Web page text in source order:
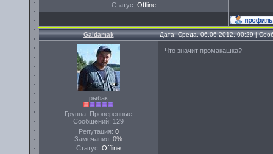
Статус: Offline
Gaidamak Дата: Среда, 06.06.2012, 00:29 |
рыбак
Группа: Проверенные
Сообщений: 129
Репутация: 0
Замечания: 0%
Статус: Offline
Что значит промакашка?